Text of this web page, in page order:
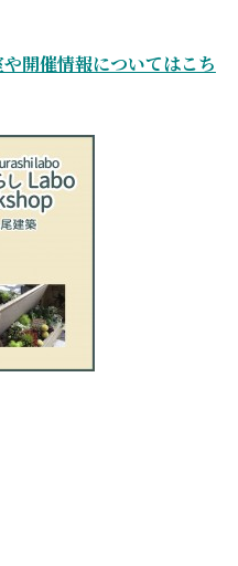
開催情報についてはこち